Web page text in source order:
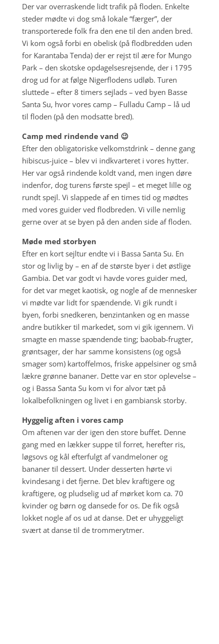
Der var overraskende lidt trafik på floden. Enkelte
steder mødte vi dog små lokale “færger”, der
transporterede folk fra den ene til den anden bred.
Vi kom også forbi en obelisk (på flodbredden uden
for Karantaba Tenda) der er rejst til ære for Mungo
Park – den skotske opdagelsesrejsende, der i 1795
drog ud for at følge Nigerflodens udløb. Turen
sluttede – efter 8 timers sejlads – ved byen Basse
Santa Su, hvor vores camp – Fulladu Camp – lå ud
til floden (på den modsatte bred).
Camp med rindende vand 😉
Efter den obligatoriske velkomstdrink – denne gang
hibiscus-juice – blev vi indkvarteret i vores hytter.
Her var også rindende koldt vand, men ingen døre
indenfor, dog turens første spejl – et meget lille og
rundt spejl. Vi slappede af en times tid og mødtes
med vores guider ved flodbreden. Vi ville nemlig
gerne over at se byen på den anden side af floden.
Møde med storbyen
Efter en kort sejltur endte vi i Bassa Santa Su. En
stor og livlig by – en af de største byer i det østlige
Gambia. Det var godt vi havde vores guider med,
for det var meget kaotisk, og nogle af de mennesker
vi mødte var lidt for spændende. Vi gik rundt i
byen, forbi snedkeren, benzintanken og en masse
andre butikker til markedet, som vi gik igennem. Vi
smagte en masse spændende ting; baobab-frugter,
grøntsager, der har samme konsistens (og også
smager som) kartoffelmos, friske appelsiner og små
lækre grønne bananer. Dette var en stor oplevelse –
og i Bassa Santa Su kom vi for alvor tæt på
lokalbefolkningen og livet i en gambiansk storby.
Hyggelig aften i vores camp
Om aftenen var der igen den store buffet. Denne
gang med en lækker suppe til forret, herefter ris,
løgsovs og kål efterfulgt af vandmeloner og
bananer til dessert. Under desserten hørte vi
kvindesang i det fjerne. Det blev kraftigere og
kraftigere, og pludselig ud af mørket kom ca. 70
kvinder og børn og dansede for os. De fik også
lokket nogle af os ud at danse. Det er uhyggeligt
svært at danse til de trommerytmer.